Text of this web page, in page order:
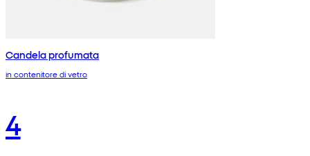
Candela profumata
in contenitore di vetro
4